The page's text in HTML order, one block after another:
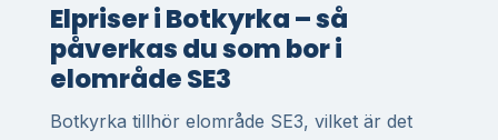
Elpriser i Botkyrka – så
påverkas du som bor i
elområde SE3
Botkyrka tillhör elområde SE3, vilket är det